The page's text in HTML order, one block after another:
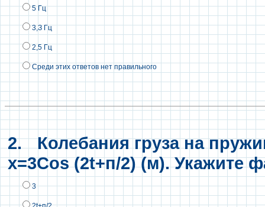
5 Гц
3,З Гц
2,5 Гц
Среди этих ответов нет правильного
2. Колебания груза на
x=3Cos (2t+п/2) (м). Укажите
3